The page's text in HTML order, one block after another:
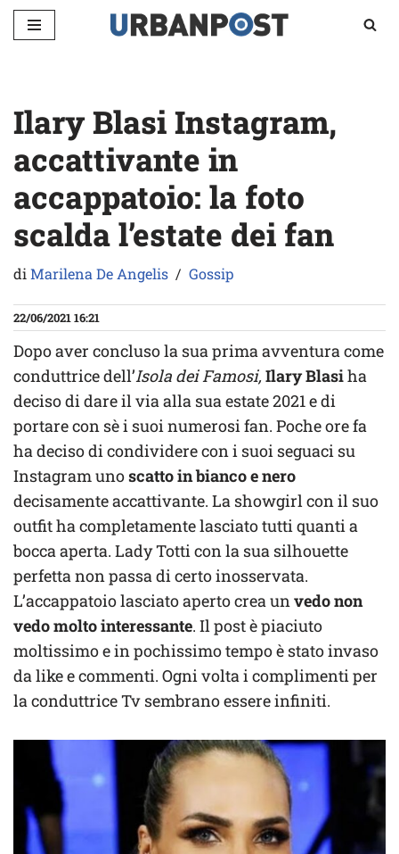
Ilary Blasi Instagram,
accattivante in
accappatoio: la foto
scalda l’estate dei fan
diMarilena De Angelis Gossip
22/06/2021 16:21
Dopo aver concluso la sua prima avventura come
conduttrice dell’Isola dei Famosi,Ilary Blasiha
deciso di dare il via alla sua estate 2021 e di
portare con sè i suoi numerosi fan. Poche ore fa
ha deciso di condividere con i suoi seguaci su
Instagram unoscatto in bianco e nero
decisamente accattivante. La showgirl con il suo
outfit ha completamente lasciato tutti quanti a
bocca aperta. Lady Totti con la sua silhouette
perfetta non passa di certo inosservata.
L’accappatoio lasciato aperto crea unvedo non
vedo molto interessante. Il post è piaciuto
moltissimo e in pochissimo tempo è stato invaso
da like e commenti. Ogni volta i complimenti per
la conduttrice Tv sembrano essere infiniti.